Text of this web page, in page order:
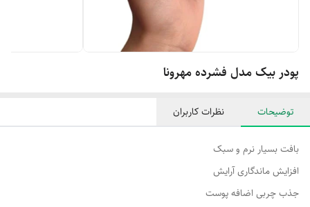
پودر بیک مدل فشرده مهرونا
توضیحات نظرات کاربران
بافت بسیار نرم و سبک
افزایش ماندگاری آرایش
جذب چربی اضافه پوست